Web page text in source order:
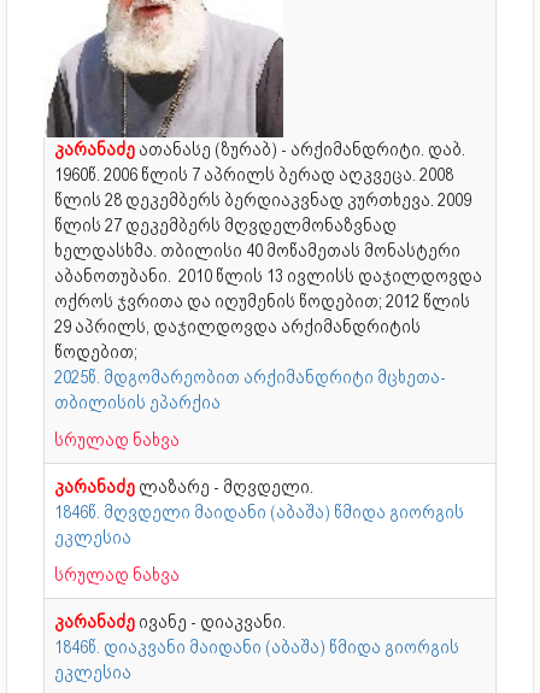
კარანაძე ათანასე (ზურაბ) - არქიმანდრიტი. დაბ.
1960წ. 2006 წლის 7 აპრილს ბერად აღკვეცა. 2008
წლის 28 დეკემბერს ბერდიაკვნად კურთხევა. 2009
წლის 27 დეკემბერს მღვდელმონაზვნად
ხელდასხმა. თბილისი 40 მოწამეთას მონასტერი
აბანოთუბანი. 2010 წლის 13 ივლისს დაჯილდოვდა
ოქროს ჯვრითა და იღუმენის წოდებით; 2012 წლის
29 აპრილს, დაჯილდოვდა არქიმანდრიტის
წოდებით;
2025წ. მდგომარეობით არქიმანდრიტი მცხეთა-
თბილისის ეპარქია
სრულად ნახვა
კარანაძე ლაზარე - მღვდელი.
1846წ. მღვდელი მაიდანი (აბაშა) წმიდა გიორგის
ეკლესია
სრულად ნახვა
კარანაძე ივანე - დიაკვანი.
1846წ. დიაკვანი მაიდანი (აბაშა) წმიდა გიორგის
ეკლესია